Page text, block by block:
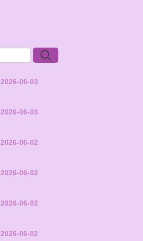
2026-06-03
2026-06-03
2026-06-02
2026-06-02
2026-06-02
2026-06-02